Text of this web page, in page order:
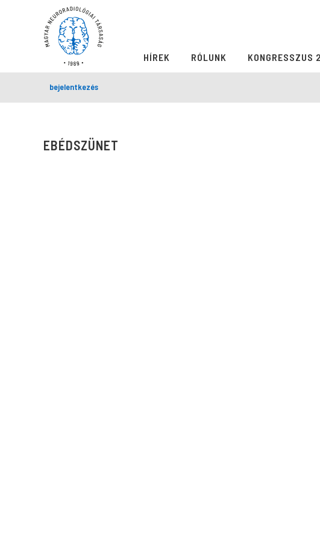
HÍREK RÓLUNK KONGRESSZUS
bejelentkezés
EBÉDSZÜNET